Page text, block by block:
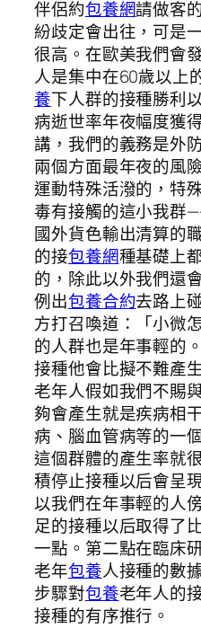
伴侶約包養網請做客
紛歧定會出往，可是
很高。在歐美我們會
人是集中在60歲以上
養下人群的接種勝利
病逝世率年夜幅度獲
講，我們的義務是外
兩個方面最年夜的風
運動特殊活潑的，特
毒有接觸的這小我群
國外貨色輸出清算的
的接包養網種基礎上
的，除此以外我們還
例出包養合約去路上
方打召喚道：「小微
的人群也是年事輕的
接種他會比擬不難產
老年人假如我們不賜
夠會產生就是疾病相
病、腦血管病等的一
這個群體的產生率就
積停止接種以后會呈
以我們在年事輕的人
足的接種以后取得了
一點。第二點在臨床
老年包養人接種的數
步驟對包養老年人的
接種的有序推行。